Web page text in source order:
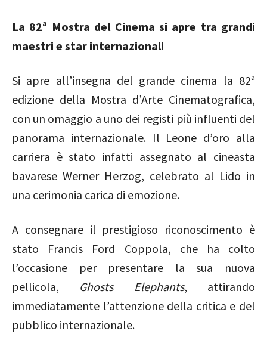
La 82ª Mostra del Cinema si apre tra grandi
maestri e star internazionali
Si apre all’insegna del grande cinema la 82ª
edizione della Mostra d’Arte Cinematografica,
con un omaggio a uno dei registi più influenti del
panorama internazionale. Il Leone d’oro alla
carriera è stato infatti assegnato al cineasta
bavarese Werner Herzog, celebrato al Lido in
una cerimonia carica di emozione.
A consegnare il prestigioso riconoscimento è
stato Francis Ford Coppola, che ha colto
l’occasione per presentare la sua nuova
pellicola, Ghosts Elephants, attirando
immediatamente l’attenzione della critica e del
pubblico internazionale.